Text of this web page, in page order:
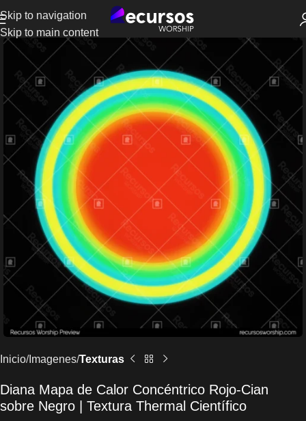
Skip to navigation
Skip to main content
Inicio Imagenes Texturas
Diana Mapa de Calor Concéntrico Rojo-Cian
sobre Negro | Textura Thermal Científico